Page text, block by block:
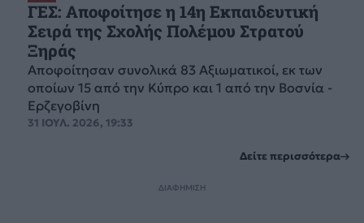
ΓΕΣ: Αποφοίτησε η 14η Εκπαιδευτική
Σειρά της Σχολής Πολέμου Στρατού
Ξηράς
Αποφοίτησαν συνολικά 83 Αξιωματικοί, εκ των
οποίων 15 από την Κύπρο και 1 από την Βοσνία -
Ερζεγοβίνη
31 ΙΟΥΛ. 2026, 19:33
Δείτε περισσότερα
ΔΙΑΦΗΜΙΣΗ